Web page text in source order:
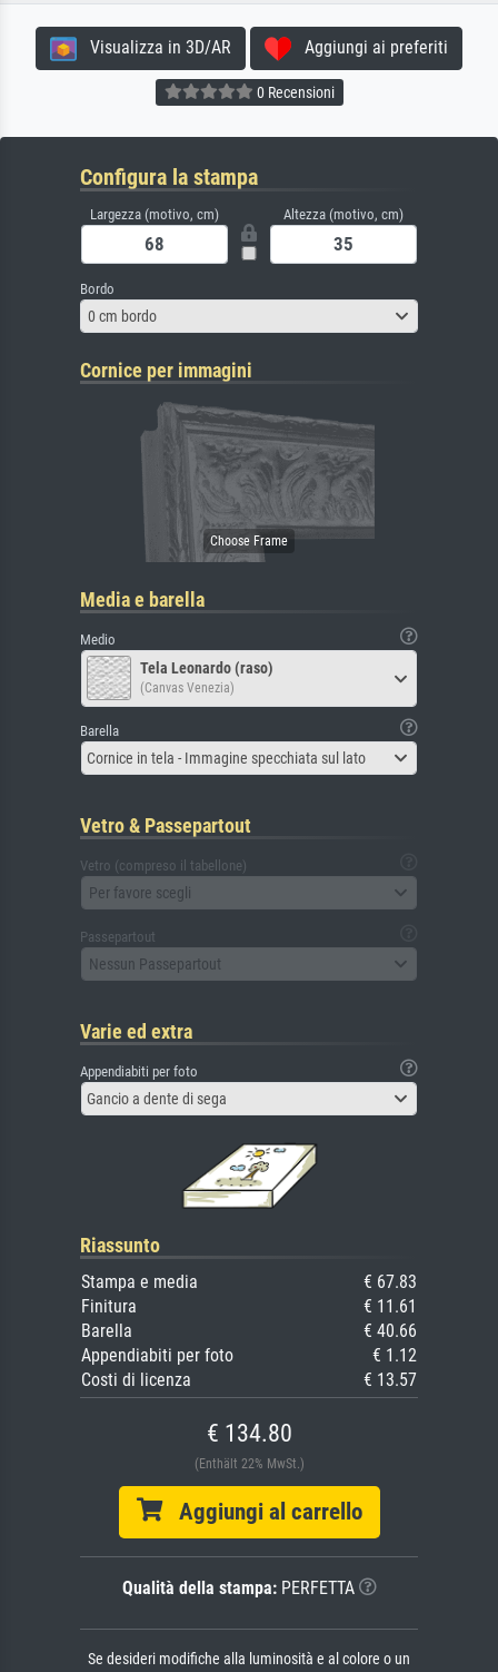
Visualizza in 3D/AR Aggiungi ai preferiti
0 Recensioni
Configura la stampa
Largezza (motivo, cm) Altezza (motivo, cm)
Bordo
0 cm bordo
Cornice per immagini
Media e barella
Medio
Tela Leonardo (raso)
(Canvas Venezia)
Barella
Cornice in tela - Immagine specchiata sul lato
Vetro & Passepartout
Vetro (compreso il tabellone)
Per favore scegli
Passepartout
Nessun Passepartout
Varie ed extra
Appendiabiti per foto
Gancio a dente di sega
Riassunto
Stampa e media
€ 67.83
Finitura
€ 11.61
Barella
€ 40.66
Appendiabiti per foto
€ 1.12
Costi di licenza
€ 13.57
€ 134.80
(Enthält 22% MwSt.)
Aggiungi al carrello
Qualità della stampa:PERFETTA
Se desideri modifiche alla luminosità e al colore o un